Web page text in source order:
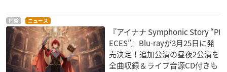
円盤 ニュース
『アイナナ Symphonic Story “PI
ECES”』Blu-rayが3月25日に発
売決定！追加公演の昼夜2公演を
全曲収録＆ライブ音源CD付きも